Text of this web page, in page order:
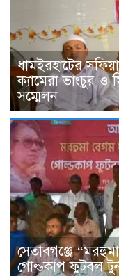
ধামইরহাটের
ক্যামেরা ভাংচুর ও
সম্মেলন
সেতাবগঞ্জে
গোল্ডকাপ ফুটবল